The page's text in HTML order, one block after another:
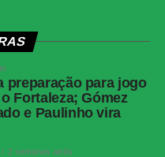
preparação para jogo
Fortaleza; Gómez
e Paulinho vira
2 semanas atrás